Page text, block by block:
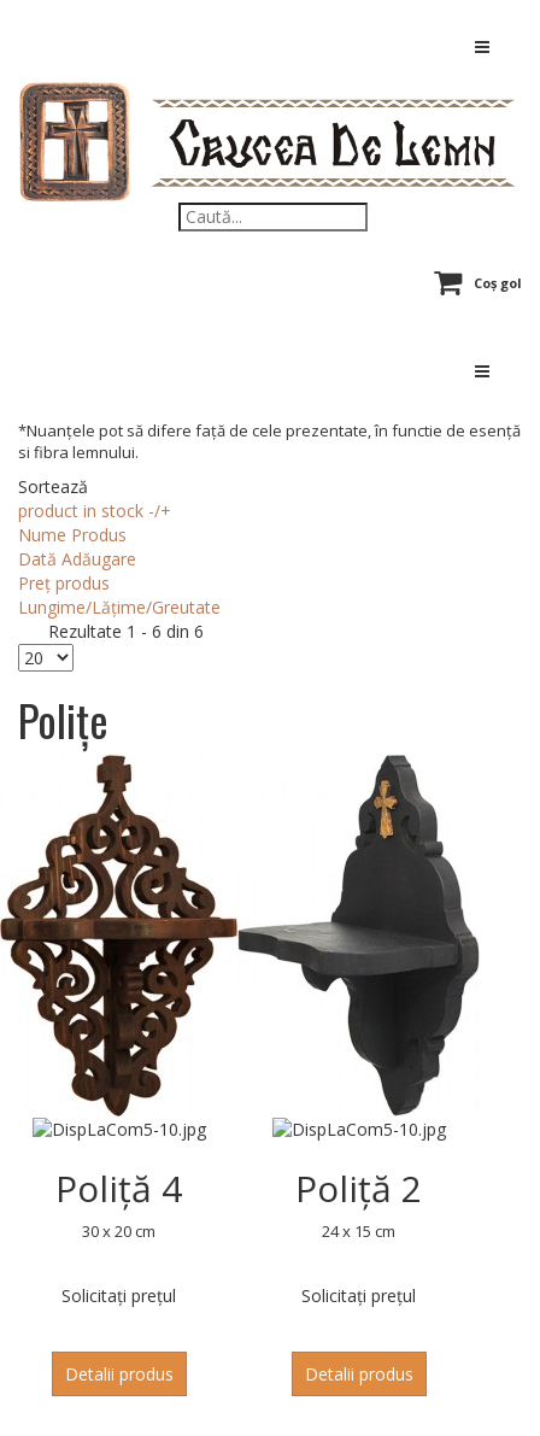
Coș gol
*Nuanțele pot să difere față de cele prezentate, în functie de esență
si fibra lemnului.
Sortează
product in stock -/+
Nume Produs
Dată Adăugare
Preț produs
Lungime/Lățime/Greutate
Rezultate 1 - 6 din 6
Polițe
Poliță 4
30 x 20 cm
Solicitați prețul
Detalii produs
Poliță 2
24 x 15 cm
Solicitați prețul
Detalii produs